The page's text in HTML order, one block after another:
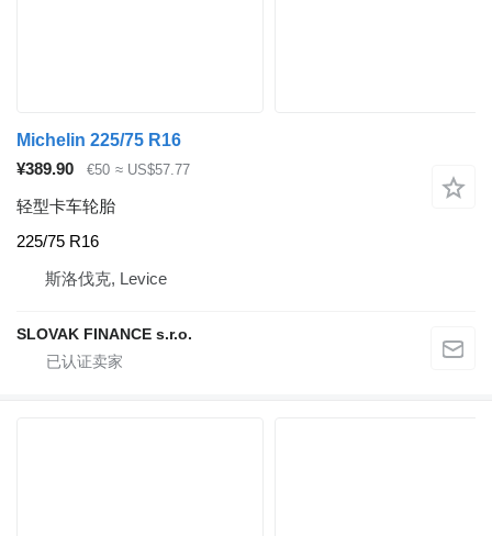
Michelin 225/75 R16
¥389.90
€50 ≈ US$57.77
轻型卡车轮胎
225/75 R16
斯洛伐克, Levice
SLOVAK FINANCE s.r.o.